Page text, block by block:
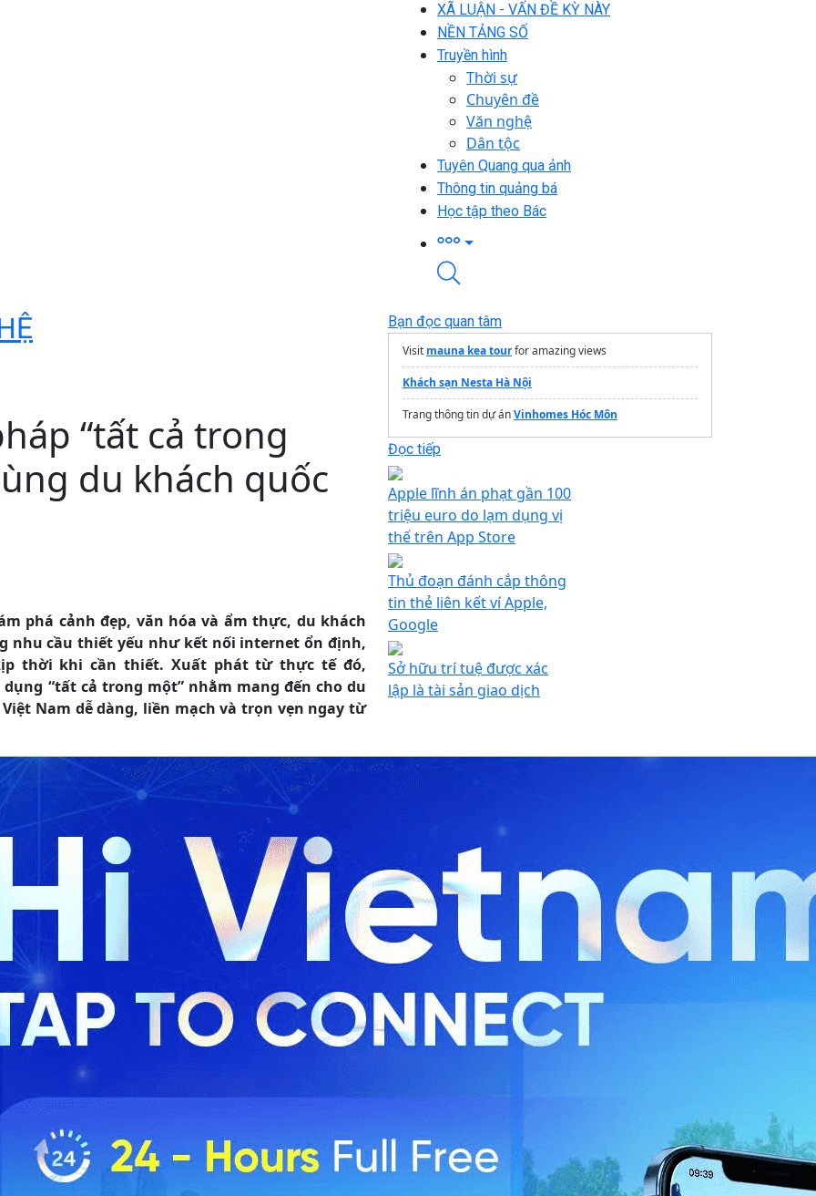
XÃ LUẬN - VẤN ĐỀ KỲ NÀY
NỀN TẢNG SỐ
Truyền hình
Thời sự
Chuyên đề
Văn nghệ
Dân tộc
Tuyên Quang qua ảnh
Thông tin quảng bá
Học tập theo Bác
“tất cả trong
du khách quốc
phá cảnh đẹp, văn hóa và ẩm thực, du khách
nhu cầu thiết yếu như kết nối internet ổn định,
thời khi cần thiết. Xuất phát từ thực tế đó,
“tất cả trong một” nhằm mang đến cho du
Nam dễ dàng, liền mạch và trọn vẹn ngay từ
Bạn đọc quan tâm
Visit mauna kea tourfor amazing views
Khách sạn Nesta Hà Nội
Trang thông tin dự ánVinhomes Hóc Môn
Đọc tiếp
Apple lĩnh án phạt gần 100
triệu euro do lạm dụng vị
thế trên App Store
Thủ đoạn đánh cắp thông
tin thẻ liên kết ví Apple,
Google
Sở hữu trí tuệ được xác
lập là tài sản giao dịch